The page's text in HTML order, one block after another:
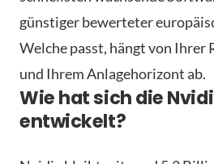
günstiger bewerteter
Welche passt, hängt von Ihrer
und Ihrem Anlagehorizont ab.
Wie hat sich die
entwickelt?